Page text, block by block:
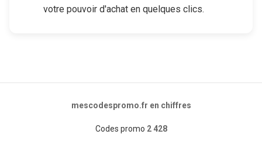
votre pouvoir d'achat en quelques clics.
mescodespromo.fr en chiffres
Codes promo 2 428